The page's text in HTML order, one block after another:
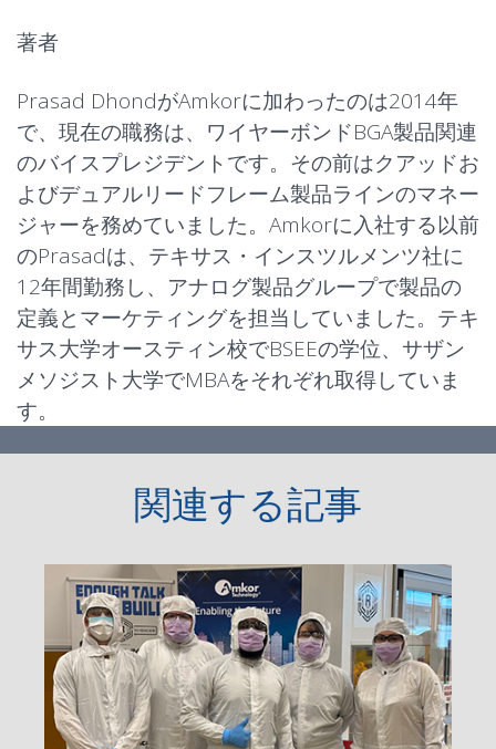
著者
Prasad DhondがAmkorに加わったのは2014年
で、 現在の職務は、ワイヤーボンドBGA製品関連
のバイスプレジデントです。 その前はクアッドお
よびデュアルリードフレーム製品ラインのマネー
ジャーを務めていました。 Amkorに入社する以前
のPrasadは、テキサス・インスツルメンツ社に
12年間勤務し、アナログ製品グループで製品の
定義とマーケティングを担当していました。テキ
サス大学オースティン校でBSEEの学位、サザン
メソジスト大学でMBAをそれぞれ取得していま
す。
関連する記事